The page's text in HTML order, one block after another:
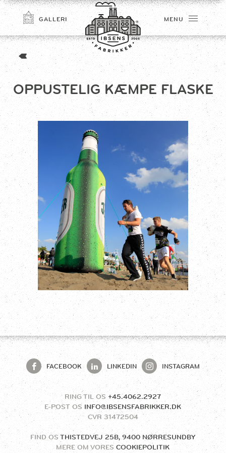
TILMELD
GALLERI MENU
OPPUSTELIG KÆMPE FLASKE
FACEBOOK LINKEDIN INSTAGRAM
RING TIL OS +45.4062.2927
E-POST OS INFO@IBSENSFABRIKKER.DK
MERE OM VORES COOKIEPOLITIK
FIND OS THISTEDVEJ 25B, 9400 NØRRESUNDBY
CVR 31472504